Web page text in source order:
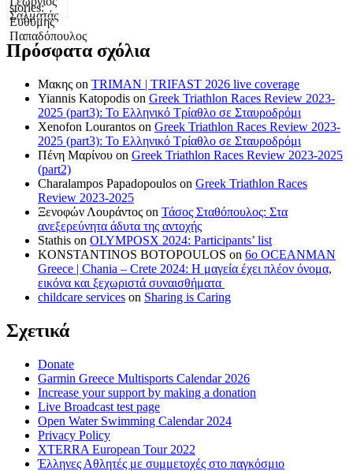
Πρόσφατα σχόλια
Μακης on TRIMAN | TRIFAST 2026 live coverage
Yiannis Katopodis on Greek Triathlon Races Review 2023-
2025 (part3): Το Ελληνικό Τρίαθλο σε Σταυροδρόμι
Xenofon Lourantos on Greek Triathlon Races Review 2023-
2025 (part3): Το Ελληνικό Τρίαθλο σε Σταυροδρόμι
Πένη Μαρίνου on Greek Triathlon Races Review 2023-2025
(part2)
Charalampos Papadopoulos on Greek Triathlon Races
Review 2023-2025
Ξενοφών Λουράντος on Τάσος Σταθόπουλος: Στα
ανεξερεύνητα άδυτα της αντοχής
Stathis on OLYMPOSX 2024: Participants’ list
KONSTANTINOS BOTOPOULOS on 6ο OCEANMAN
Greece | Chania – Crete 2024: Η μαγεία έχει πλέον όνομα,
εικόνα και ξεχωριστά συναισθήματα
childcare services on Sharing is Caring
Σχετικά
Donate
Garmin Greece Multisports Calendar 2026
Increase your support by making a donation
Live Broadcast test page
Open Water Swimming Calendar 2024
Privacy Policy
XTERRA European Tour 2022
Έλληνες Αθλητές με συμμετοχές στο παγκόσμιο